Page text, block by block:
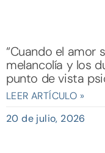
“Cuando el amor
melancolía y los
punto de vista
LEER ARTÍCULO »
20 de julio, 2026